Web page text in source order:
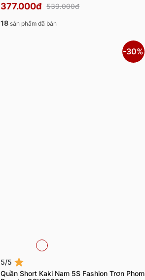
377.000đ 539.000đ
18 sản phẩm đã bán
-30%
5/5
Quần Short Kaki Nam 5S Fashion Trơn Phom